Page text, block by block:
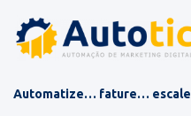
Automatize… fature… escale